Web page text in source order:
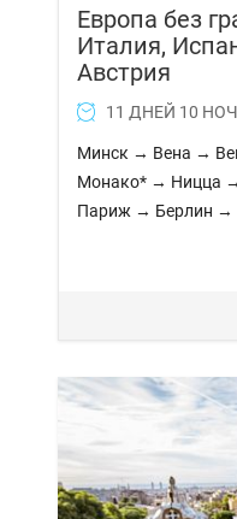
Европа без
Италия,
Австрия
11 ДНЕЙ 10
Минск → Вена →
Монако* → Ницца
Париж → Берлин →